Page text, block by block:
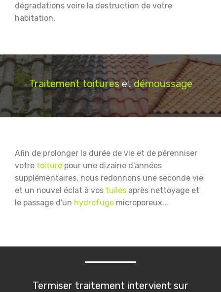
dégradations voire la destruction de votre
habitation.
Traitement toitureset démoussage
Afin de prolonger la durée de vie et de pérenniser
votre toiture pour une dizaine d'années
supplémentaires, nous redonnons une seconde vie
et un nouvel éclat à vos tuiles après nettoyage et
le passage d'un hydrofuge microporeux...
Termiser traitement intervient sur